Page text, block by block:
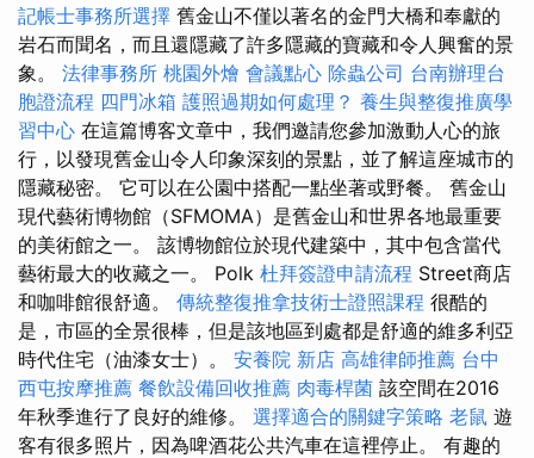
記帳士事務所選擇 舊金山不僅以著名的金門大橋和奉獻的
岩石而聞名，而且還隱藏了許多隱藏的寶藏和令人興奮的景
象。 法律事務所 桃園外燴 會議點心 除蟲公司 台南辦理台
胞證流程 四門冰箱 護照過期如何處理？ 養生與整復推廣學
習中心 在這篇博客文章中，我們邀請您參加激動人心的旅
行，以發現舊金山令人印象深刻的景點，並了解這座城市的
隱藏秘密。 它可以在公園中搭配一點坐著或野餐。 舊金山
現代藝術博物館（SFMOMA）是舊金山和世界各地最重要
的美術館之一。 該博物館位於現代建築中，其中包含當代
藝術最大的收藏之一。 Polk 杜拜簽證申請流程 Street商店
和咖啡館很舒適。 傳統整復推拿技術士證照課程 很酷的
是，市區的全景很棒，但是該地區到處都是舒適的維多利亞
時代住宅（油漆女士）。 安養院 新店 高雄律師推薦 台中
西屯按摩推薦 餐飲設備回收推薦 肉毒桿菌 該空間在2016
年秋季進行了良好的維修。 選擇適合的關鍵字策略 老鼠 遊
客有很多照片，因為啤酒花公共汽車在這裡停止。 有趣的